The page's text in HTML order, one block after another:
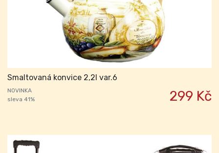
Smaltovaná konvice 2,2l var.6
NOVINKA
sleva 41%
299 Kč